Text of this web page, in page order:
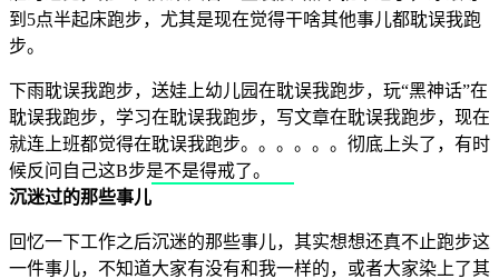
到5点半起床跑步，尤其是现在觉得干啥其他事儿都耽误我跑
步。
下雨耽误我跑步，送娃上幼儿园在耽误我跑步，玩“黑神话”在
耽误我跑步，学习在耽误我跑步，写文章在耽误我跑步，现在
就连上班都觉得在耽误我跑步。。。。。。彻底上头了，有时
候反问自己这B步是不是得戒了。
沉迷过的那些事儿
回忆一下工作之后沉迷的那些事儿，其实想想还真不止跑步这
一件事儿，不知道大家有没有和我一样的，或者大家染上了其